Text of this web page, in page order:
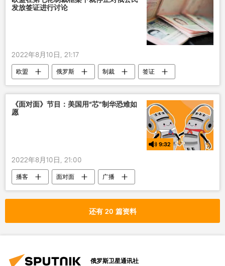
发放签证进行讨论
2022年8月10日, 21:17
欧盟 俄罗斯 制裁 签证
《面对面》节目：美国用“芯”制华恐难如
愿
9:32
2022年8月10日, 21:00
播客 面对面 广播
还有 20 篇资料
俄罗斯卫星通讯社